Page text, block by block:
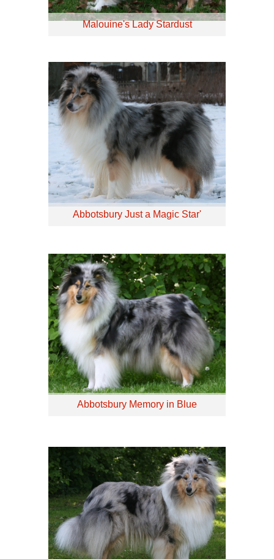
Malouine's Lady Stardust
Abbotsbury Just a Magic Star'
Abbotsbury Memory in Blue